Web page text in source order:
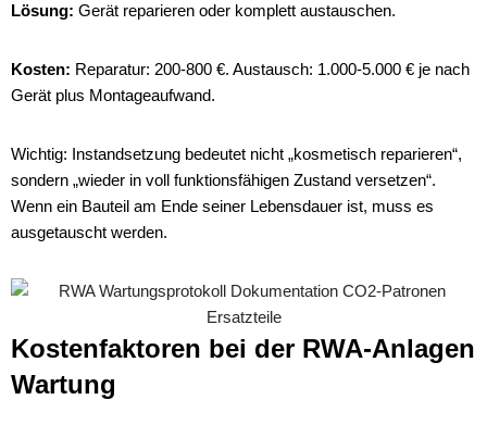
Lösung: Gerät reparieren oder komplett austauschen.
Kosten: Reparatur: 200-800 €. Austausch: 1.000-5.000 € je nach
Gerät plus Montageaufwand.
Wichtig: Instandsetzung bedeutet nicht „kosmetisch reparieren“,
sondern „wieder in voll funktionsfähigen Zustand versetzen“.
Wenn ein Bauteil am Ende seiner Lebensdauer ist, muss es
ausgetauscht werden.
Kostenfaktoren bei der RWA-Anlagen
Wartung